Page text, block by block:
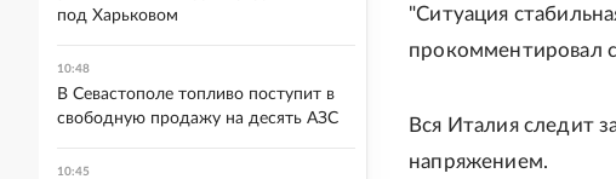
"Ситуация
прокомментировал
Вся Италия следит
напряжением.
под Харьковом
10:48
В Севастополе топливо поступит в
свободную продажу на десять АЗС
10:45